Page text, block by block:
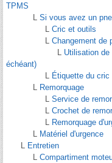
TPMS
L Si vous avez un
L Cric et outils
L Changement de
L Utilisation
échéant)
L Étiquette du cric
L Remorquage
L Service de
L Crochet de
L Remorquage
L Matériel d'urgence
L Entretien
L Compartiment